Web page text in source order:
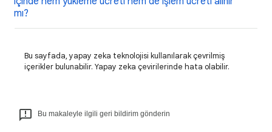
mı?
Bu sayfada, yapay zeka teknolojisi kullanılarak çevrilmiş
içerikler bulunabilir. Yapay zeka çevirilerinde hata olabilir.
Bu makaleyle ilgili geri bildirim gönderin